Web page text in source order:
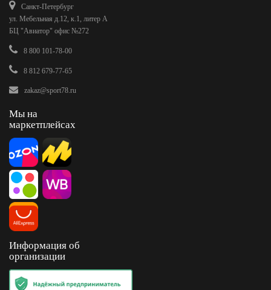
Санкт-Петербург
ул. Мебельная д.12, к.1, литер А
БЦ "Авиатор" офис №272
8 800 101-78-00
8 812 679-77-65
zakaz@sport78.ru
Мы на
маркетплейсах
Информация об
организации